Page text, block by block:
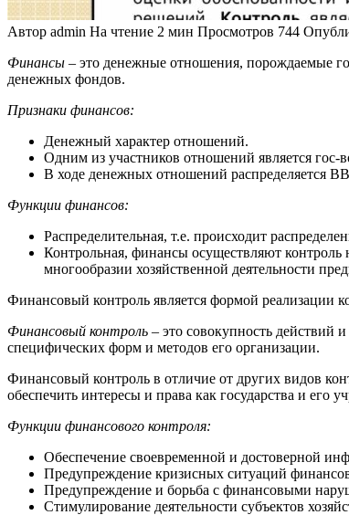
Автор admin На чтение 2 мин Просмотров 744
Финансы – это денежные отношения, порождаемые
денежных фондов.
Признаки финансов:
Денежный характер отношений.
Одним из участников отношений является гос-
В ходе денежных отношений распределяется
Функции финансов:
Распределительная, т.е. происходит
Контрольная, финансы осуществляют контроль
многообразии хозяйственной деятельности
Финансовый контроль является формой реализации
Финансовый контроль – это совокупность действий
специфических форм и методов его организации.
Финансовый контроль в отличие от других видов
обеспечить интересы и права как государства и его
Функции финансового контроля:
Обеспечение своевременной и достоверной
Предупреждение кризисных ситуаций
Предупреждение и борьба с финансовыми
Стимулирование деятельности субъектов